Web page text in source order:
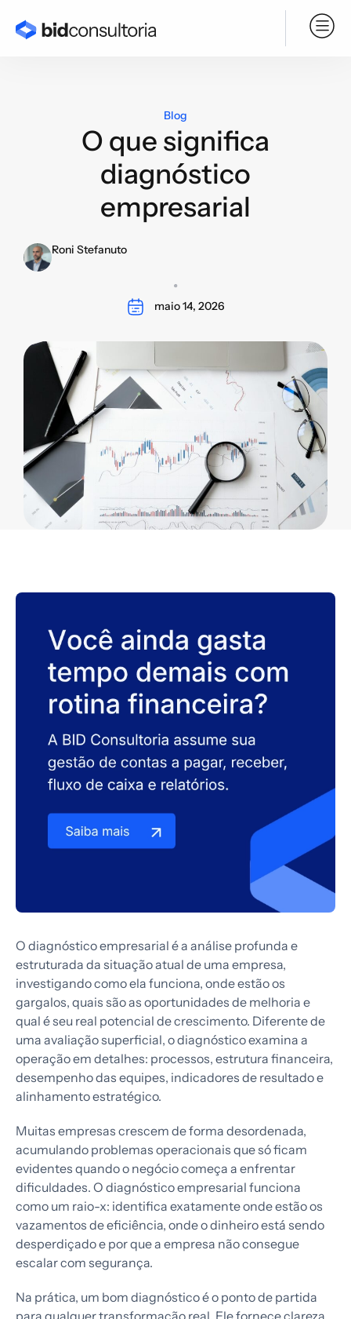
Blog
O que significa
diagnóstico
empresarial
Roni Stefanuto
maio 14, 2026
O diagnóstico empresarial é a análise profunda e
estruturada da situação atual de uma empresa,
investigando como ela funciona, onde estão os
gargalos, quais são as oportunidades de melhoria e
qual é seu real potencial de crescimento. Diferente de
uma avaliação superficial, o diagnóstico examina a
operação em detalhes: processos, estrutura financeira,
desempenho das equipes, indicadores de resultado e
alinhamento estratégico.
Muitas empresas crescem de forma desordenada,
acumulando problemas operacionais que só ficam
evidentes quando o negócio começa a enfrentar
dificuldades. O diagnóstico empresarial funciona
como um raio-x: identifica exatamente onde estão os
vazamentos de eficiência, onde o dinheiro está sendo
desperdiçado e por que a empresa não consegue
escalar com segurança.
Na prática, um bom diagnóstico é o ponto de partida
para qualquer transformação real. Ele fornece clareza